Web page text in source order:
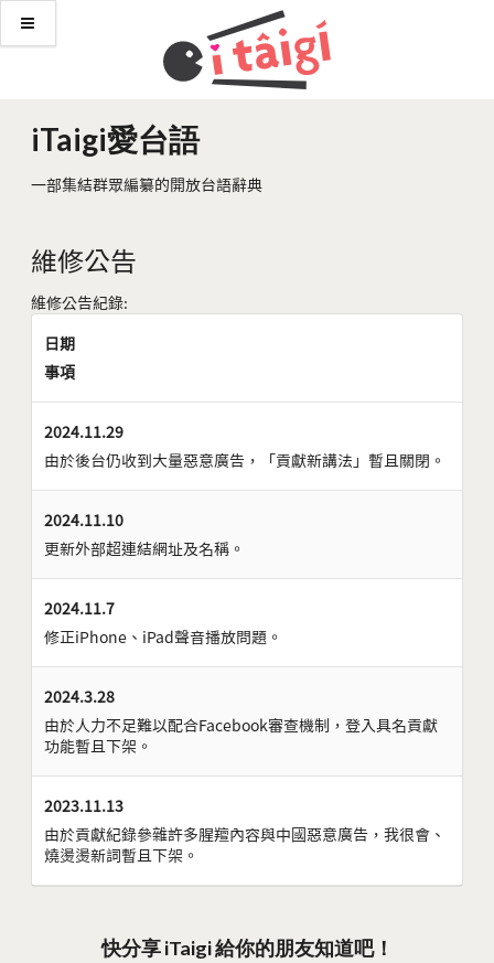
iTaigi愛台語
一部集結群眾編纂的開放台語辭典
維修公告
維修公告紀錄:
日期
事項
2024.11.29
由於後台仍收到大量惡意廣告，「貢獻新講法」暫且關閉。
2024.11.10
更新外部超連結網址及名稱。
2024.11.7
修正iPhone、iPad聲音播放問題。
2024.3.28
由於人力不足難以配合Facebook審查機制，登入具名貢獻
功能暫且下架。
2023.11.13
由於貢獻紀錄參雜許多腥羶內容與中國惡意廣告，我很會、
燒燙燙新詞暫且下架。
快分享 iTaigi 給你的朋友知道吧！